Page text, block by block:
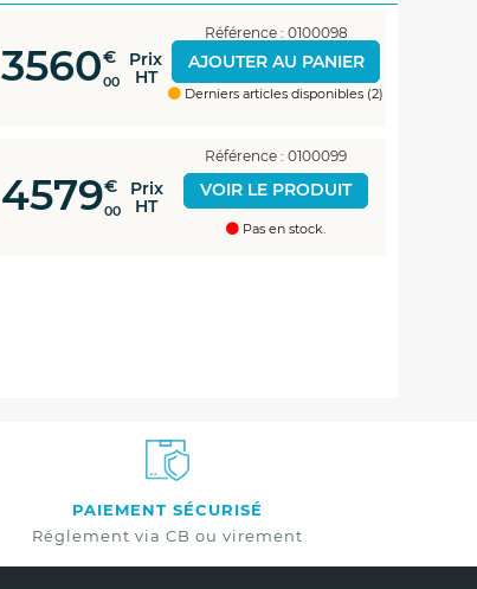
3560€
00
Prix
HT
Référence : 0100098
AJOUTER AU PANIER
Derniers articles disponibles (2)
4579€
00
Prix
HT
Référence : 0100099
VOIR LE PRODUIT
Pas en stock.
PAIEMENT SÉCURISÉ
Réglement via CB ou virement